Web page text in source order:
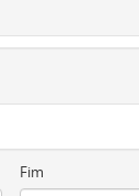
Fim